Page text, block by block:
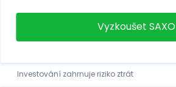
Vyzkoušet SAXO
Investování zahrnuje riziko ztrát